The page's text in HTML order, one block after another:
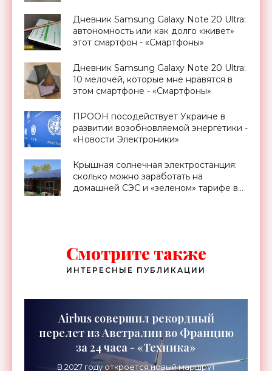
Дневник Samsung Galaxy Note 20 Ultra:
автономность или как долго «живет»
этот смартфон - «Смартфоны»
Дневник Samsung Galaxy Note 20 Ultra:
10 мелочей, которые мне нравятся в
этом смартфоне - «Смартфоны»
ПРООН посодействует Украине в
развитии возобновляемой энергетики -
«Новости Электроники»
Крышная солнечная электростанция:
сколько можно заработать на
домашней СЭС и «зеленом» тарифе в
Смотрите также
ИНТЕРЕСНЫЕ ПУБЛИКАЦИИ
Airbus совершил рекордный
перелет из Австралии во Францию
за 24 часа - «Техника»
В 2027 году откроется новый маршрут